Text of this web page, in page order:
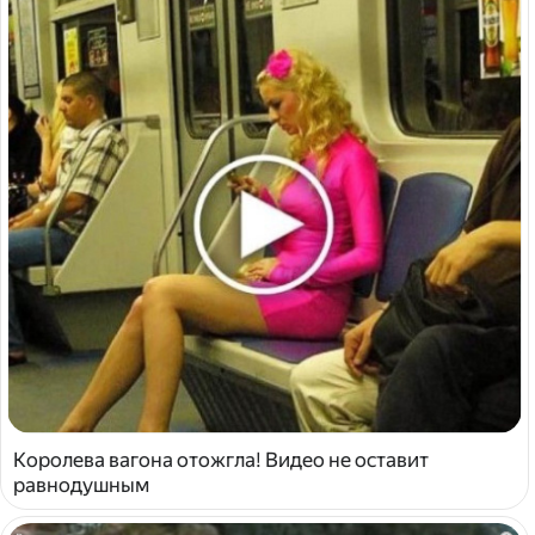
Королева вагона отожгла! Видео не оставит
равнодушным